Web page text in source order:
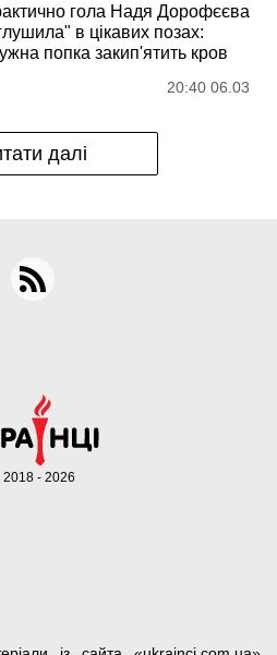
гола Надя Дорофєєва
в цікавих позах:
попка закип'ятить кров
20:40 06.03
далі
- 2026